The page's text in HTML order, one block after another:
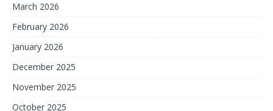
March 2026
February 2026
January 2026
December 2025
November 2025
October 2025